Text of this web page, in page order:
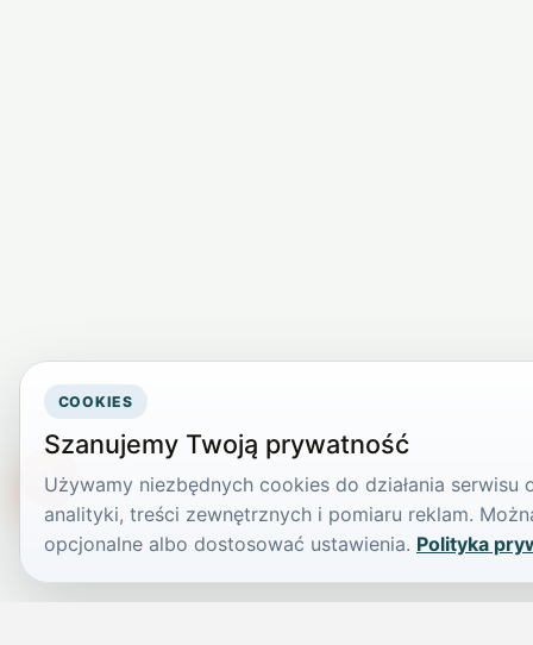
COOKIES
Szanujemy Twoją prywatność
Używamy niezbędnych cookies do działania
analityki, treści zewnętrznych i pomiaru reklam.
opcjonalne albo dostosować ustawienia. Polityka
TikTokowa Jelonka